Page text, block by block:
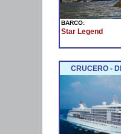
BARCO:
Star Legend
CRUCERO -